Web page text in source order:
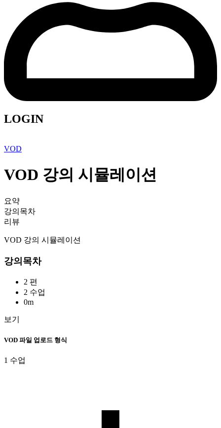
LOGIN
VOD
VOD 강의 시뮬레이션
요약
강의목차
리뷰
VOD 강의 시뮬레이션
강의목차
2 편
2 수업
0m
보기
VOD 파일 업로드 형식
1 수업